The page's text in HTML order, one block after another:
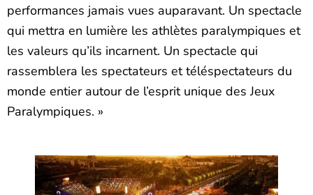
performances jamais vues auparavant. Un spectacle
qui mettra en lumière les athlètes paralympiques et
les valeurs qu’ils incarnent. Un spectacle qui
rassemblera les spectateurs et téléspectateurs du
monde entier autour de l’esprit unique des Jeux
Paralympiques. »